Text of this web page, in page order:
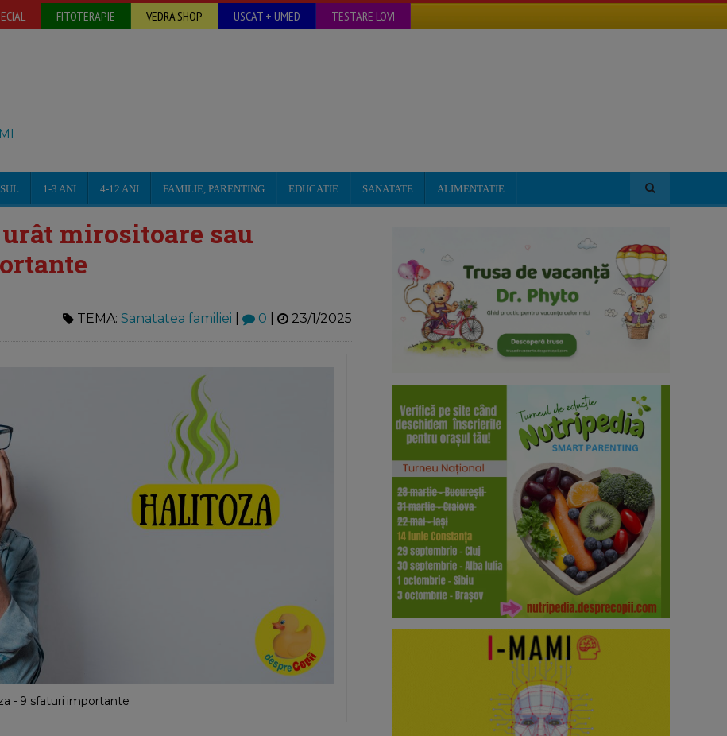
FITOTERAPIE VEDRA SHOP USCAT + UMED TESTARE LOVI
1-3 ANI 4-12 ANI FAMILIE, PARENTING EDUCATIE SANATATE ALIMENTATIE
mirositoare sau
TEMA: Sanatatea familiei 0 23/1/2025
- 9 sfaturi importante